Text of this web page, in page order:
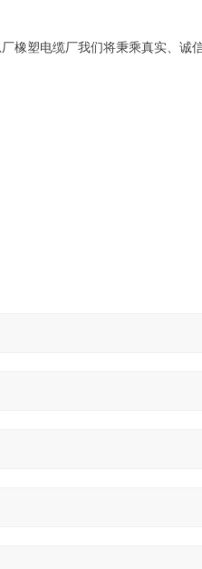
橡塑电缆厂我们将秉乘真实、诚